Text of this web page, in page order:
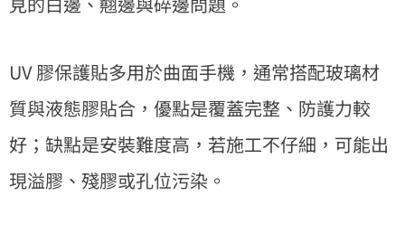
UV 膠保護貼多用於曲面手機，通常搭配玻璃材
質與液態膠貼合，優點是覆蓋完整、防護力較
好；缺點是安裝難度高，若施工不仔細，可能出
現溢膠、殘膠或孔位污染。